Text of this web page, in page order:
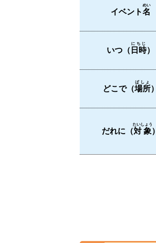
イベント名
めい
いつ（ 日時
にちじ
）
どこで（場所
ばしょ
）
だれに（対象
たいしょう
）